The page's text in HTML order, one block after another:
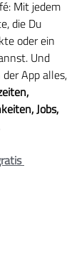
Mit jedem
die Du
oder ein
Und
App alles,
Jobs,